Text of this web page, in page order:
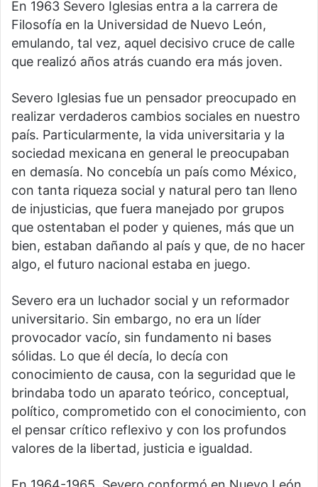
En 1963 Severo Iglesias entra a la carrera de
Filosofía en la Universidad de Nuevo León,
emulando, tal vez, aquel decisivo cruce de calle
que realizó años atrás cuando era más joven.
Severo Iglesias fue un pensador preocupado en
realizar verdaderos cambios sociales en nuestro
país. Particularmente, la vida universitaria y la
sociedad mexicana en general le preocupaban
en demasía. No concebía un país como México,
con tanta riqueza social y natural pero tan lleno
de injusticias, que fuera manejado por grupos
que ostentaban el poder y quienes, más que un
bien, estaban dañando al país y que, de no hacer
algo, el futuro nacional estaba en juego.
Severo era un luchador social y un reformador
universitario. Sin embargo, no era un líder
provocador vacío, sin fundamento ni bases
sólidas. Lo que él decía, lo decía con
conocimiento de causa, con la seguridad que le
brindaba todo un aparato teórico, conceptual,
político, comprometido con el conocimiento, con
el pensar crítico reflexivo y con los profundos
valores de la libertad, justicia e igualdad.